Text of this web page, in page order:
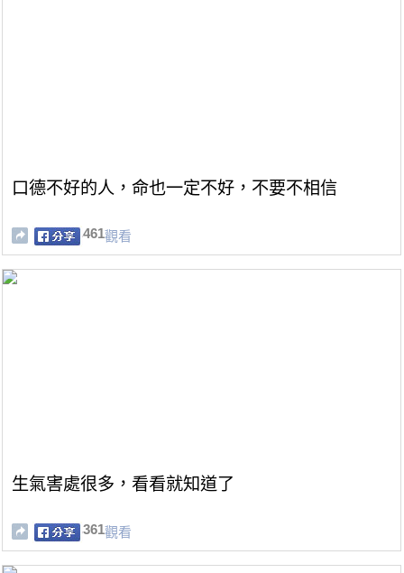
口德不好的人，命也一定不好，不要不相信
461觀看
生氣害處很多，看看就知道了
361觀看